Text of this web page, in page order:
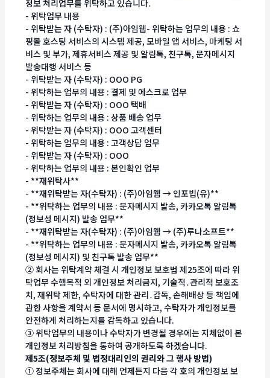
정보 처리업무를 위탁하고 있습니다.
- 위탁업무 내용
- 위탁받는 자 (수탁자) : (주)아임웹- 위탁하는 업무의 내용 : 쇼
핑몰 호스팅 서비스의 시스템 제공, 모바일 앱 서비스, 마케팅 서
비스 및 부가, 제휴서비스 제공 및 알림톡, 친구톡, 문자메시지
발송대행 서비스 등
- 위탁받는 자 (수탁자) : OOO PG
- 위탁하는 업무의 내용 : 결제 및 에스크로 업무
- 위탁받는 자 (수탁자) : OOO 택배
- 위탁하는 업무의 내용 : 상품 배송 업무
- 위탁받는 자 (수탁자) : OOO 고객센터
- 위탁하는 업무의 내용 : 고객상담 업무
- 위탁받는 자 (수탁자) : OOO
- 위탁하는 업무의 내용 : 본인확인 업무
- **재위탁사**
- **재위탁받는 자(수탁자) : (주)아임웹 → 인포빕(유)**
- **위탁하는 업무의 내용 : 문자메시지 발송, 카카오톡 알림톡
(정보성 메시지) 발송 업무**
- **재위탁받는 자(수탁자) : (주)아임웹 → (주)루나소프트**
- **위탁하는 업무의 내용 : 문자메시지 발송, 카카오톡 알림톡
(정보성 메시지) 및 친구톡 발송 업무**
② 회사는 위탁계약 체결 시 개인정보 보호법 제25조에 따라 위
탁업무 수행목적 외 개인정보 처리금지, 기술적․관리적 보호조
치, 재위탁 제한, 수탁자에 대한 관리․감독, 손해배상 등 책임에
관한 사항을 계약서 등 문서에 명시하고, 수탁자가 개인정보를
안전하게 처리하는지를 감독하고 있습니다.
③ 위탁업무의 내용이나 수탁자가 변경될 경우에는 지체없이 본
개인정보 처리방침을 통하여 공개하도록 하겠습니다.
제5조(정보주체 및 법정대리인의 권리와 그 행사 방법)
① 정보주체는 회사에 대해 언제든지 다음 각 호의 개인정보 보